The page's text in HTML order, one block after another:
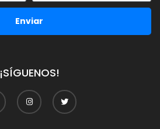
Enviar
¡SÍGUENOS!